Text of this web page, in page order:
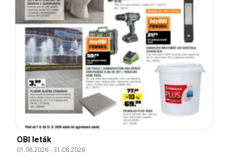
OBI leták
01.08.2026-31.08.2026